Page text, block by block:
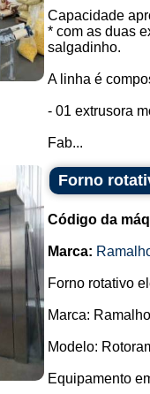
Capacidade
* com as duas
salgadinho.
A linha é
- 01 extrusora
Fab...
Forno
Código da
Marca:
Forno rotativo
Marca:
Modelo:
Equipamento